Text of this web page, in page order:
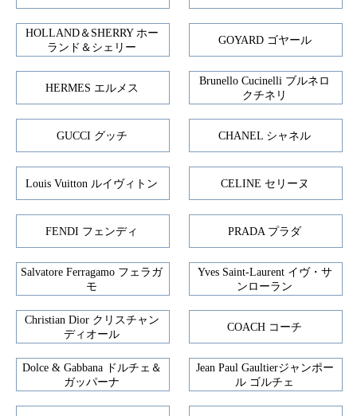
HOLLAND＆SHERRY ホー
ランド＆シェリー
GOYARD ゴヤール
HERMES エルメス
Brunello Cucinelli ブルネロ
クチネリ
GUCCI グッチ CHANEL シャネル
Louis Vuitton ルイヴィトン CELINE セリーヌ
FENDI フェンディ PRADA プラダ
Salvatore Ferragamo フェラガ
モ
Yves Saint-Laurent イヴ・サ
ンローラン
Christian Dior クリスチャン
ディオール
COACH コーチ
Dolce & Gabbana ドルチェ＆
ガッパーナ
Jean Paul Gaultierジャンポー
ル ゴルチェ